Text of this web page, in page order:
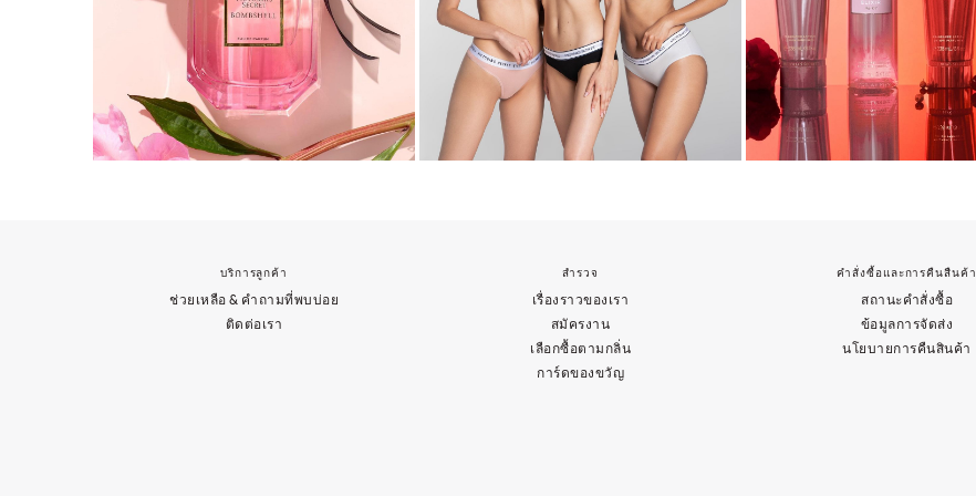
บริการลูกค้า
ช่วยเหลือ & คำถามที่พบบ่อย
ติดต่อเรา
สำรวจ
เรื่องราวของเรา
สมัครงาน
เลือกซื้อตามกลิ่น
การ์ดของขวัญ
คำสั่งซื้อและการคืนสืนค้า
สถานะคำสั่งซื้อ
ข้อมูลการจัดส่ง
นโยบายการคืนสินค้า